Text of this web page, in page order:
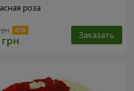
роза
Заказать